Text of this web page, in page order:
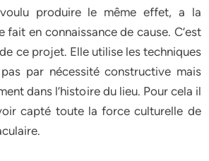
produire le même effet, a la
fait en connaissance de cause. C’est
ce projet. Elle utilise les techniques
par nécessité constructive mais
dans l’histoire du lieu. Pour cela il
capté toute la force culturelle de